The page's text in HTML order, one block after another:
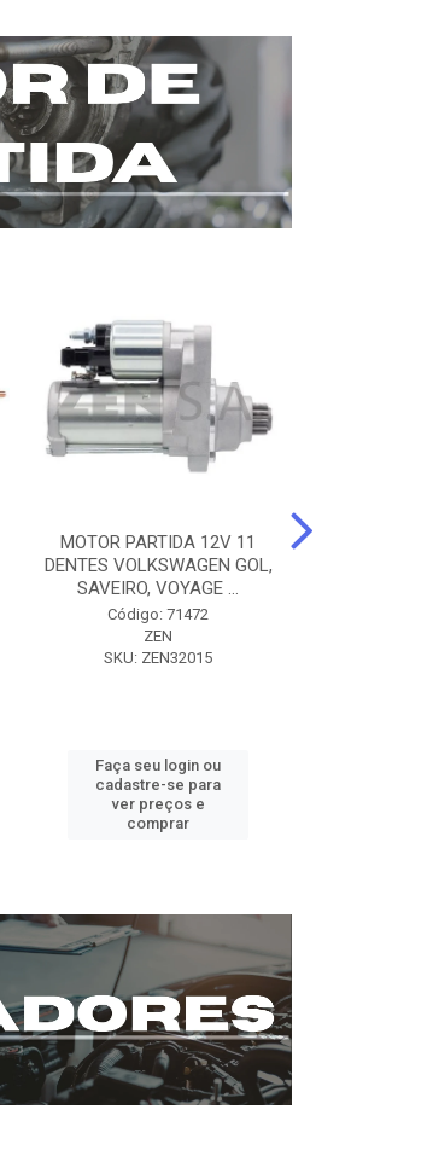
MOTOR PARTIDA 12V 11
DENTES VOLKSWAGEN GOL,
SAVEIRO, VOYAGE ...
Código: 71472
ZEN
SKU: ZEN32015
Faça seu login ou
cadastre-se para
ver preços e
comprar